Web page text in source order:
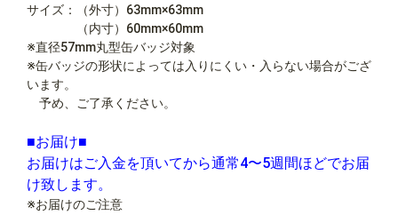
サイズ：（外寸）63mm×63mm
（内寸）60mm×60mm
※直径57mm丸型缶バッジ対象
※缶バッジの形状によっては入りにくい・入らない場合がござ
います。
予め、ご了承ください。
■お届け■
お届けはご入金を頂いてから通常4〜5週間ほどでお届
け致します。
※お届けのご注意